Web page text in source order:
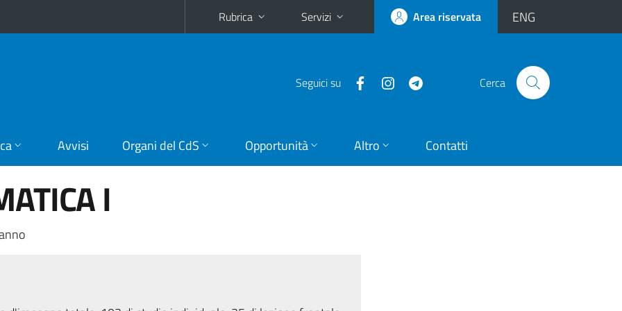
Rubrica Servizi Area riservata ENG
Seguici su Cerca
Avvisi Organi del CdS Opportunità Altro Contatti
I